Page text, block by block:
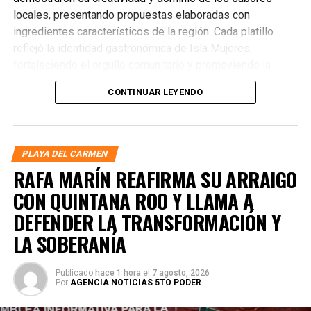
locales, presentando propuestas elaboradas con
ingredientes característicos de la región. Cada platillo
reflejó la identidad gastronómica de Isla Mujeres,
preservación de las tradiciones culinarias que han dado
prestigio al destino.CONTINUAR LEYENDO
PLAYA DEL CARMEN
RAFA MARÍN REAFIRMA SU ARRAIGO
CON QUINTANA ROO Y LLAMA A
DEFENDER LA TRANSFORMACIÓN Y
LA SOBERANÍA
Publicado hace 1 hora el 7 agosto, 2026
Por AGENCIA NOTICIAS 5TO PODER